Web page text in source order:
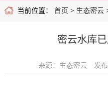
当前位置： 首页 > 生态密云
密云水库
来源：生态密云 发